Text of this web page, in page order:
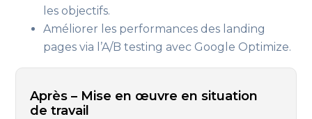
les objectifs.
Améliorer les performances des landing
pages via l’A/B testing avec Google Optimize.
Après – Mise en œuvre en situation
de travail